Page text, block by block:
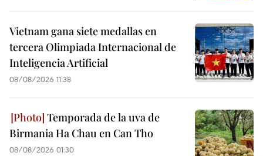
Vietnam gana siete medallas en
tercera Olimpiada Internacional de
Inteligencia Artificial
08/08/2026 11:38
Temporada de la uva de
Birmania Ha Chau en Can Tho
08/08/2026 01:30